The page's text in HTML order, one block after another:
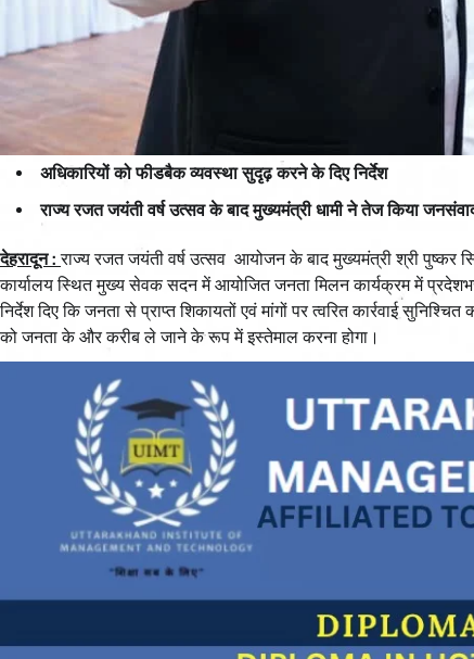
अधिकारियों को फीडबैक व्यवस्था सुदृढ़ करने के दिए निर्देश
राज्य रजत जयंती वर्ष उत्सव के बाद मुख्यमंत्री धामी ने तेज किया
देहरादून :राज्य रजत जयंती वर्ष उत्सव आयोजन के बाद मुख्यमंत्री श्री पुष्कर
कार्यालय स्थित मुख्य सेवक सदन में आयोजित जनता मिलन कार्यक्रम में
निर्देश दिए कि जनता से प्राप्त शिकायतों एवं मांगों पर त्वरित कार्रवाई
को जनता के और करीब ले जाने के रूप में इस्तेमाल करना होगा।